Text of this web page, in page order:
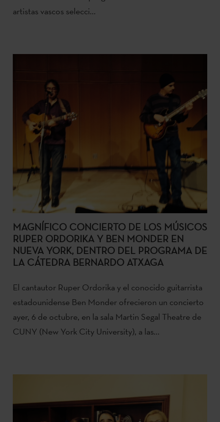
artistas vascos selecci...
MAGNÍFICO CONCIERTO DE LOS MÚSICOS
RUPER ORDORIKA Y BEN MONDER EN
NUEVA YORK, DENTRO DEL PROGRAMA DE
LA CÁTEDRA BERNARDO ATXAGA
El cantautor Ruper Ordorika y el conocido guitarrista
estadounidense Ben Monder ofrecieron un concierto
ayer, 6 de octubre, en la sala Martin Segal Theatre de
CUNY (New York City University), a las...